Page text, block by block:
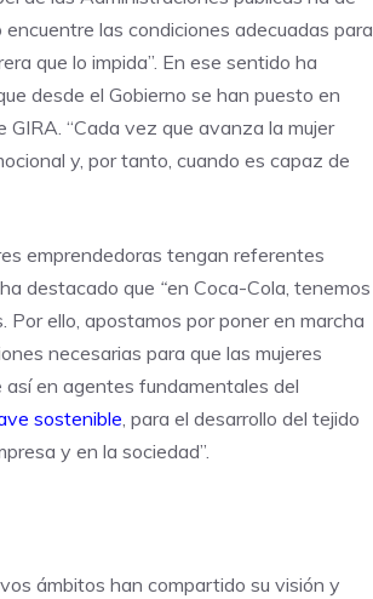
las condiciones adecuadas para
que lo impida”. En ese sentido ha
desde el Gobierno se han puesto en
“Cada vez que avanza la mujer
y, por tanto, cuando es capaz de
emprendedoras tengan referentes
destacado que “en Coca-Cola, tenemos
Por ello, apostamos por poner en marcha
necesarias para que las mujeres
en agentes fundamentales del
sostenible, para el desarrollo del tejido
y en la sociedad”.
ámbitos han compartido su visión y